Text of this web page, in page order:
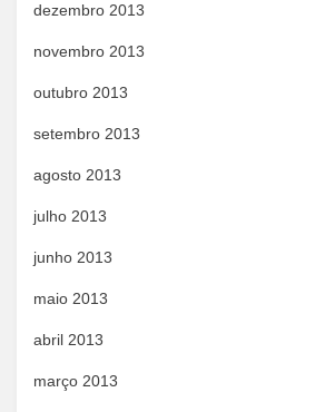
dezembro 2013
novembro 2013
outubro 2013
setembro 2013
agosto 2013
julho 2013
junho 2013
maio 2013
abril 2013
março 2013